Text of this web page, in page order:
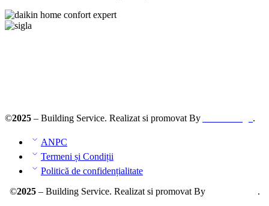
©2025 – Building Service. Realizat si promovat By .
ANPC
Termeni și Condiții
Politică de confidențialitate
©2025– Building Service. Realizat si promovat By .